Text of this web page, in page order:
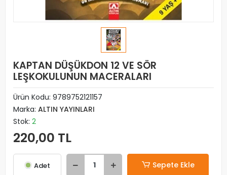
KAPTAN DÜŞÜKDON 12 VE SÖR
LEŞKOKULUNUN MACERALARI
Ürün Kodu: 9789752121157
Marka: ALTIN YAYINLARI
Stok: 2
220,00 TL
Adet Sepete Ekle